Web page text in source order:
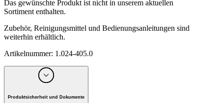
Das gewünschte Produkt ist nicht in unserem aktuellen
Sortiment enthalten.
Zubehör, Reinigungsmittel und Bedienungsanleitungen sind
weiterhin erhältlich.
Artikelnummer: 1.024-405.0
Produktsicherheit und Dokumente